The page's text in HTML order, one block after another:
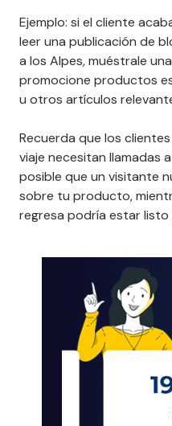
específico, añade
llamada a la acción.
Ejemplo: si el cliente
leer una publicación de
promocione productos
u otros artículos
Recuerda que los
viaje necesitan llamadas
sobre tu producto,
regresa podría estar